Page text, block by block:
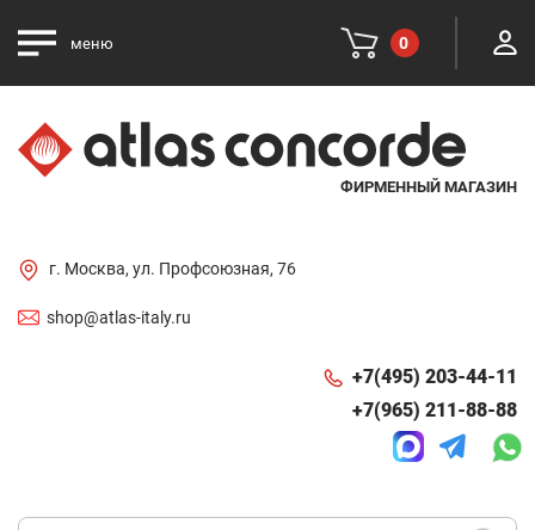
меню 0
ФИРМЕННЫЙ МАГАЗИН
г. Москва, ул. Профсоюзная, 76
shop@atlas-italy.ru
+7(495) 203-44-11
+7(965) 211-88-88